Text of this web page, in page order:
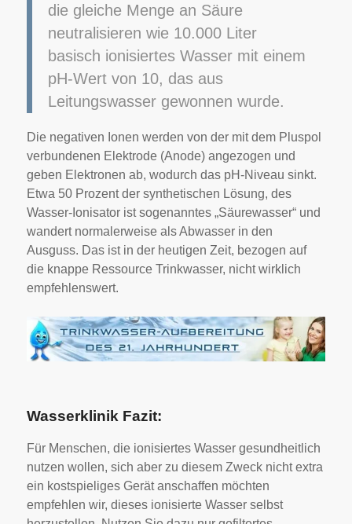
die gleiche Menge an Säure
neutralisieren wie 10.000 Liter
basisch ionisiertes Wasser mit einem
pH-Wert von 10, das aus
Leitungswasser gewonnen wurde.
Die negativen Ionen werden von der mit dem Pluspol
verbundenen Elektrode (Anode) angezogen und
geben Elektronen ab, wodurch das pH-Niveau sinkt.
Etwa 50 Prozent der synthetischen Lösung, des
Wasser-Ionisator ist sogenanntes „Säurewasser“ und
wandert normalerweise als Abwasser in den
Ausguss. Das ist in der heutigen Zeit, bezogen auf
die knappe Ressource Trinkwasser, nicht wirklich
empfehlenswert.
Wasserklinik Fazit:
Für Menschen, die ionisiertes Wasser gesundheitlich
nutzen wollen, sich aber zu diesem Zweck nicht extra
ein kostspieliges Gerät anschaffen möchten
empfehlen wir, dieses ionisierte Wasser selbst